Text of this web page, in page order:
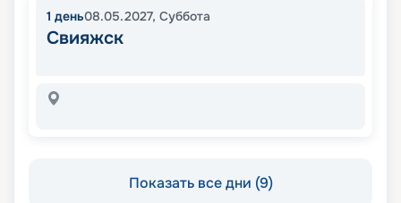
1 день08.05.2027, Суббота
Свияжск
Показать все дни (9)